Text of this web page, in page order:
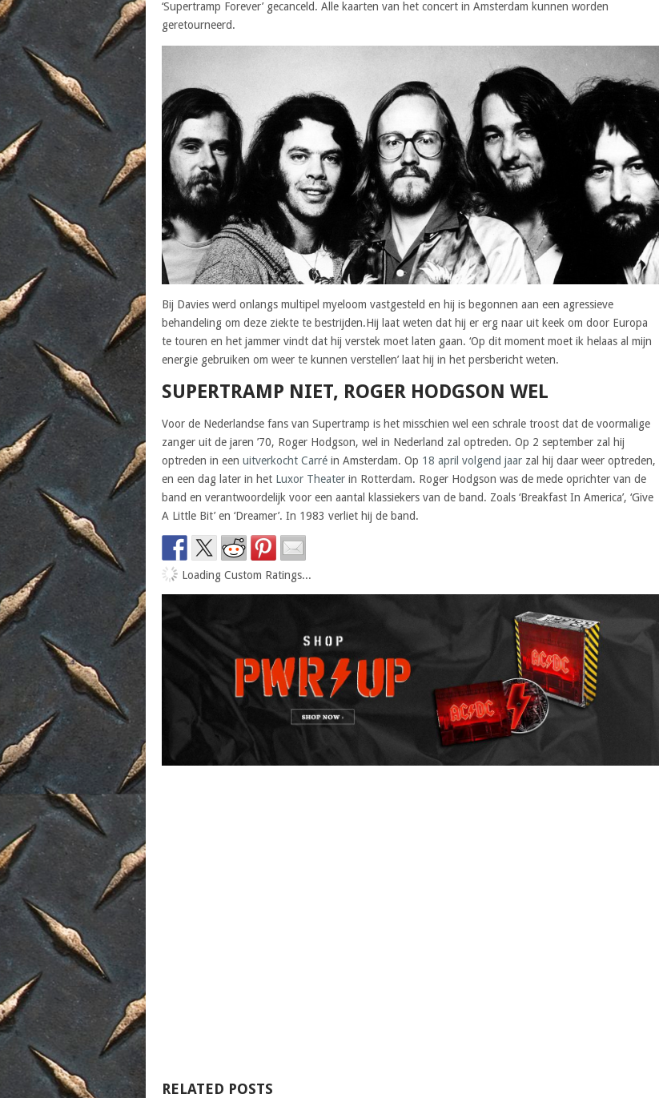
‘Supertramp Forever’ gecanceld. Alle kaarten van het concert in Amsterdam kunnen worden
geretourneerd.
Bij Davies werd onlangs multipel myeloom vastgesteld en hij is begonnen aan een agressieve
behandeling om deze ziekte te bestrijden.Hij laat weten dat hij er erg naar uit keek om door Europa
te touren en het jammer vindt dat hij verstek moet laten gaan. ‘Op dit moment moet ik helaas al mijn
energie gebruiken om weer te kunnen verstellen’ laat hij in het persbericht weten.
SUPERTRAMP NIET, ROGER HODGSON WEL
Voor de Nederlandse fans van Supertramp is het misschien wel een schrale troost dat de voormalige
zanger uit de jaren ’70, Roger Hodgson, wel in Nederland zal optreden. Op 2 september zal hij
optreden in een uitverkocht Carré in Amsterdam. Op 18 april volgend jaar zal hij daar weer optreden,
en een dag later in het Luxor Theater in Rotterdam. Roger Hodgson was de mede oprichter van de
band en verantwoordelijk voor een aantal klassiekers van de band. Zoals ‘Breakfast In America’, ‘Give
A Little Bit’ en ‘Dreamer’. In 1983 verliet hij de band.
Loading Custom Ratings...
RELATED POSTS